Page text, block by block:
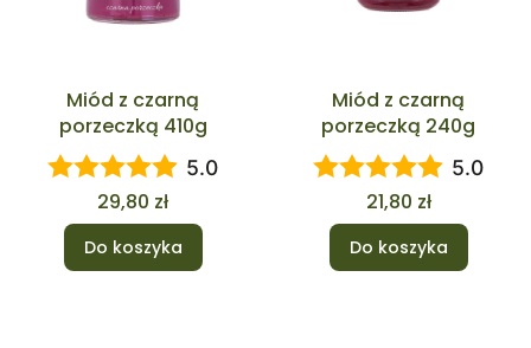
Miód z czarną
porzeczką 410g
5.0
Cena
29,80 zł
Do koszyka
Miód z czarną
porzeczką 240g
5.0
Cena
21,80 zł
Do koszyka